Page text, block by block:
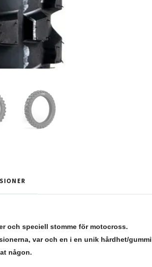
och speciell stomme för motocross.
var och en i en unik hårdhet/
någon.